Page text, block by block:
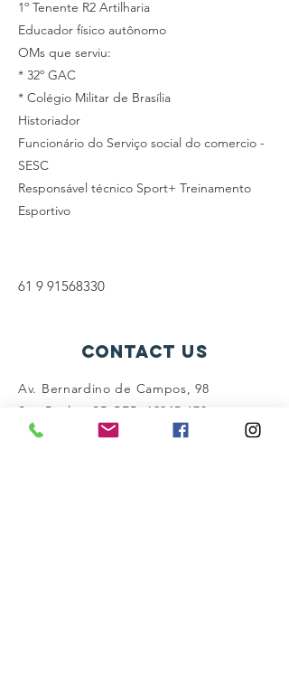
1º Tenente R2 Artilharia
Educador físico autônomo
OMs que serviu:
* 32º GAC
* Colégio Militar de Brasília
Historiador
Funcionário do Serviço social do comercio -
SESC
Responsável técnico Sport+ Treinamento
Esportivo
61 9 91568330
contact us
Av. Bernardino de Campos, 98
São Paulo - SP CEP:
12345-678
info@mysite.com